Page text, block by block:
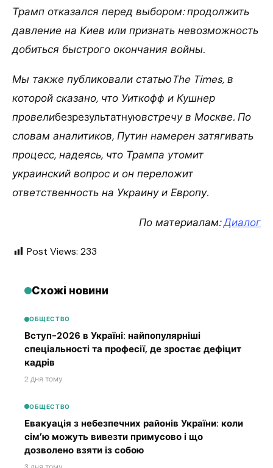
Трамп отказался перед выбором: продолжить
давление на Киев или признать невозможность
добиться быстрого окончания войны.
Мы также публиковали статьюThe Times, в
которой сказано, что Уиткофф и Кушнер
провелибезрезультатнуювстречу в Москве. По
словам аналитиков, Путин намерен затягивать
процесс, надеясь, что Трампа утомит
украинский вопрос и он переложит
ответственность на Украину и Европу.
По материалам:Диалог
Post Views: 233
Схожі новини
ОБЩЕСТВО
Вступ-2026 в Україні: найпопулярніші
спеціальності та професії, де зростає дефіцит
кадрів
2 дня тому
ОБЩЕСТВО
Евакуація з небезпечних районів України: коли
сім’ю можуть вивезти примусово і що
дозволено взяти із собою